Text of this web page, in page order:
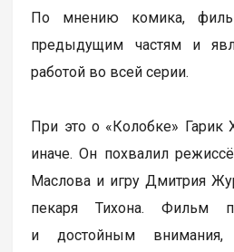
По мнению комика,
предыдущим частям и
работой во всей серии.
При это о «Колобке» Гарик
иначе. Он похвалил
Маслова и игру Дмитрия
пекаря Тихона. Фильм
и достойным